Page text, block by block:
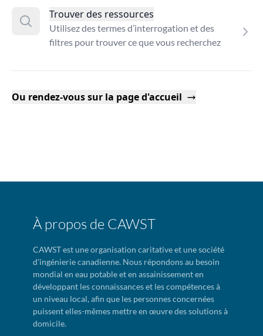
Trouver des ressources
Utilisez des termes d’interrogation et des
filtres pour trouver ce que vous recherchez
Ou rendez-vous sur la page d'accueil
À propos de CAWST
CAWST est une organisation caritative et une société
d'ingénierie canadienne. Nous répondons au besoin
mondial en eau potable et en assainissement en
développant les connaissances et les compétences à
un niveau local, afin que les personnes concernées
puissent elles-mêmes mettre en œuvre des solutions à
domicile.